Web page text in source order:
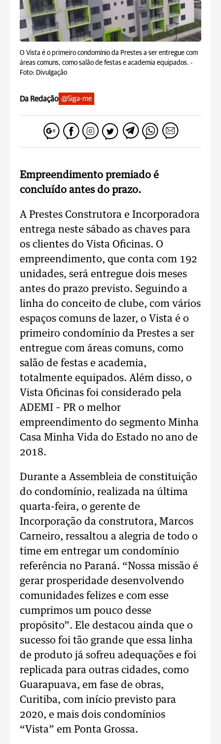
O Vista é o primeiro condomínio da Prestes a ser entregue com
áreas comuns, como salão de festas e academia equipados. -
Foto: Divulgação
Da Redação @Siga-me
Empreendimento premiado é
concluído antes do prazo.
A Prestes Construtora e Incorporadora
entrega neste sábado as chaves para
os clientes do Vista Oficinas. O
empreendimento, que conta com 192
unidades, será entregue dois meses
antes do prazo previsto. Seguindo a
linha do conceito de clube, com vários
espaços comuns de lazer, o Vista é o
primeiro condomínio da Prestes a ser
entregue com áreas comuns, como
salão de festas e academia,
totalmente equipados. Além disso, o
Vista Oficinas foi considerado pela
ADEMI – PR o melhor
empreendimento do segmento Minha
Casa Minha Vida do Estado no ano de
2018.
Durante a Assembleia de constituição
do condomínio, realizada na última
quarta-feira, o gerente de
Incorporação da construtora, Marcos
Carneiro, ressaltou a alegria de todo o
time em entregar um condomínio
referência no Paraná. “Nossa missão é
gerar prosperidade desenvolvendo
comunidades felizes e com esse
cumprimos um pouco desse
propósito”. Ele destacou ainda que o
sucesso foi tão grande que essa linha
de produto já sofreu adequações e foi
replicada para outras cidades, como
Guarapuava, em fase de obras,
Curitiba, com início previsto para
2020, e mais dois condomínios
“Vista” em Ponta Grossa.